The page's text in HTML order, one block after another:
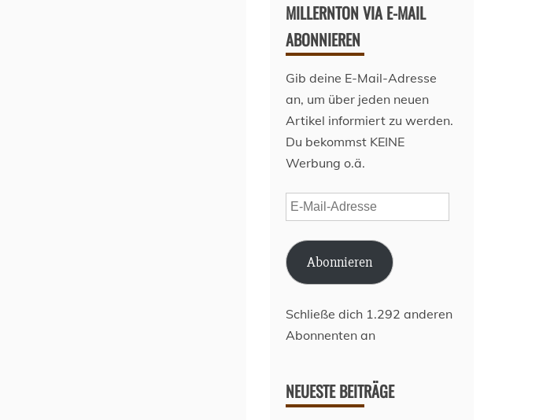
MILLERNTON VIA E-MAIL
ABONNIEREN
Gib deine E-Mail-Adresse
an, um über jeden neuen
Artikel informiert zu werden.
Du bekommst KEINE
Werbung o.ä.
E-
Mail-
Adresse
Abonnieren
Schließe dich 1.292 anderen
Abonnenten an
NEUESTE BEITRÄGE